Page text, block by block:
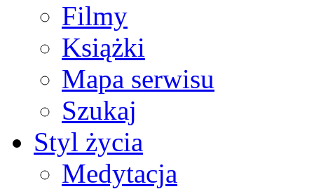
Filmy
Książki
Mapa serwisu
Szukaj
Styl życia
Medytacja